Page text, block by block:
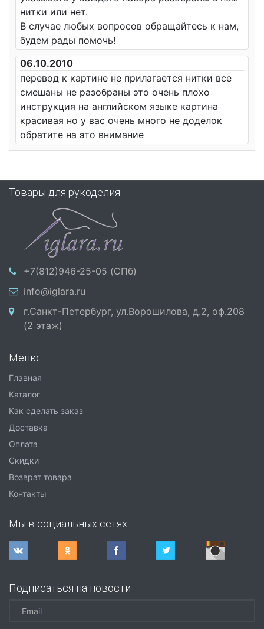
нитки или нет.
В случае любых вопросов обращайтесь к нам,
будем рады помочь!
06.10.2010
перевод к картине не прилагается нитки все
смешаны не разобраны это очень плохо
инструкция на английском языке картина
красивая но у вас очень много не доделок
обратите на это внимание
Товары для рукоделия
+7(812)946-25-05 (СПб)
info@iglara.ru
г.Санкт-Петербург, ул.Ворошилова, д.2, оф.208
(2 этаж)
Меню
Главная
Каталог
Как сделать заказ
Доставка
Оплата
Скидки
Возврат товара
Контакты
Мы в социальных сетях
Подписаться на новости